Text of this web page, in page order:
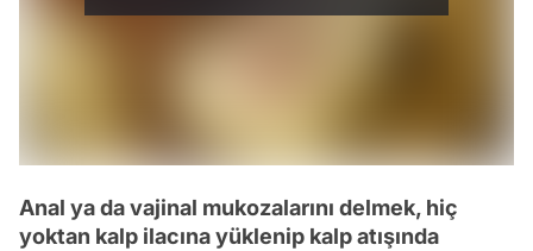
Anal ya da vajinal mukozalarını delmek, hiç
yoktan kalp ilacına yüklenip kalp atışında